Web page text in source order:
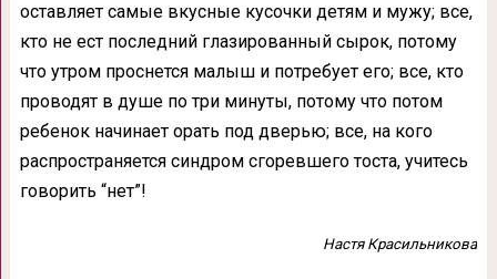
оставляет самые вкусные кусочки детям и мужу; все,
кто не ест последний глазированный сырок, потому
что утром проснется малыш и потребует его; все, кто
проводят в душе по три минуты, потому что потом
ребенок начинает орать под дверью; все, на кого
распространяется синдром сгоревшего тоста, учитесь
говорить “нет”!
Настя Красильникова